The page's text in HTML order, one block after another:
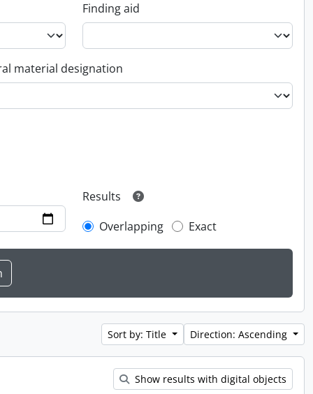
Finding aid
material designation
Results
Overlapping
Exact
Sort by: Title Direction: Ascending
Show results with digital objects